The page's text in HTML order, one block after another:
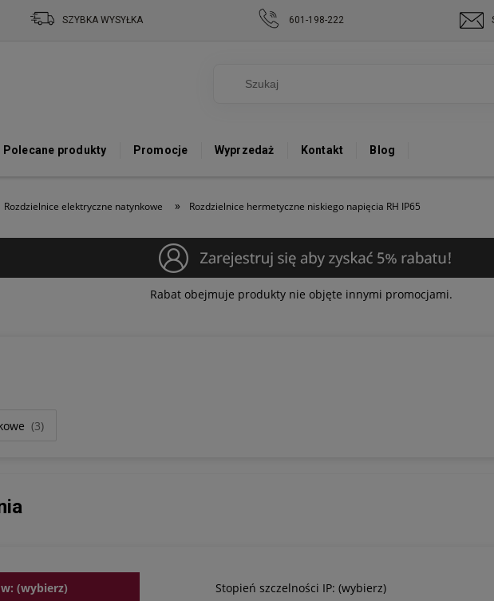
Polecane produkty Promocje Wyprzedaż Kontakt Blog
Rozdzielnice elektryczne natynkowe » Rozdzielnice hermetyczne niskiego napięcia RH IP65
SZYBKA WYSYŁKA 601-198-222
Rabat obejmuje produkty nie objęte innymi promocjami.
(3)
(wybierz) Stopień szczelności IP: (wybierz)